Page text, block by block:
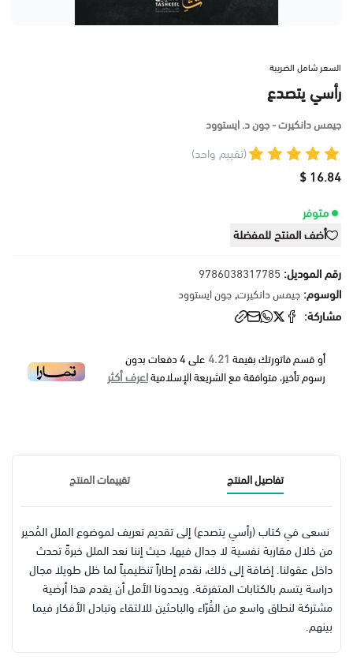
السعر شامل الضريبة
رأسي يتصدع
جيمس دانكيرت - جون د. ايستوود
(تقييم واحد)
16.84 $
متوفر
أضف المنتج للمفضلة
رقم الموديل: 9786038317785
الوسوم: جيمس دانكيرت, جون ايستوود
مشاركة:
أو قسم فاتورتك بقيمة 4.21 على4دفعات بدون
رسوم تأخير، متوافقة مع الشريعة الإسلاميةاعرف أكثر
تفاصيل المنتج تقييمات المنتج
نسعى في كتاب (رأسي يتصدع) إلى تقديم تعريف لموضوع الملل المُحير
من خلال مقاربة نفسية لا جدال فيها، حيث إننا نعد الملل خبرةً تحدث
داخل عقولنا. إضافة إلى ذلك، نقدم إطاراً تنظيمياً لما ظل طويلا مجال
دراسة يتسم بالكتابات المتفرقة. ويحدونا الأمل أن يقدم هذا أرضية
مشتركة لنطاق واسع من القُرّاء والباحثين للالتقاء وتبادل الأفكار فيما
بينهم.